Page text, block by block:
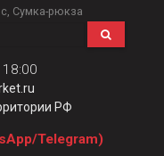
Сумка-рюкза
РФ
Telegram)